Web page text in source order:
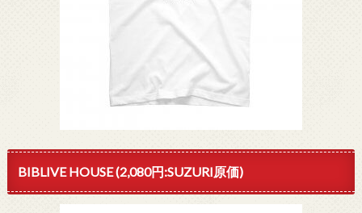
BIBLIVE HOUSE (2,080円:SUZURI原価)